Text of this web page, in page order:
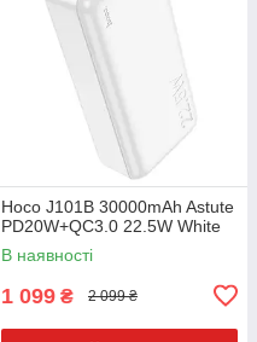
Hoco J101B 30000mAh Astute
PD20W+QC3.0 22.5W White
В наявності
1 099 ₴ 2 099 ₴